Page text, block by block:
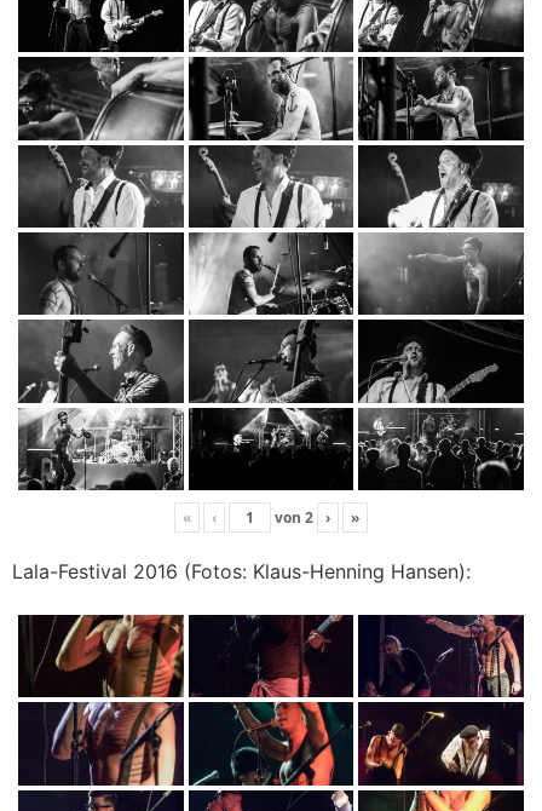
« ‹ von 2 › »
Lala-Festival 2016 (Fotos: Klaus-Henning Hansen):